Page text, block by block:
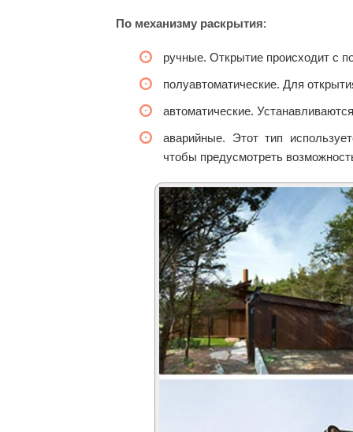
По механизму раскрытия:
ручные. Открытие происходит с
полуавтоматические. Для
автоматические.
аварийные. Этот тип
чтобы предусмотреть